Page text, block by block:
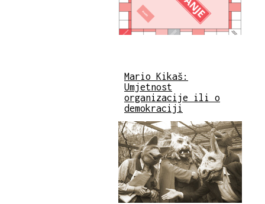
Mario Kikaš:
Umjetnost
organizacije ili o
demokraciji